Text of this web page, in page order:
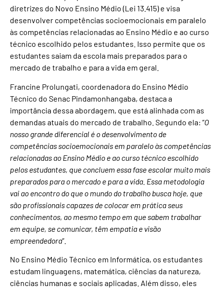
diretrizes do Novo Ensino Médio (Lei 13.415) e visa
desenvolver competências socioemocionais em paralelo
às competências relacionadas ao Ensino Médio e ao curso
técnico escolhido pelos estudantes. Isso permite que os
estudantes saiam da escola mais preparados para o
mercado de trabalho e para a vida em geral.
Francine Prolungati, coordenadora do Ensino Médio
Técnico do Senac Pindamonhangaba, destaca a
importância dessa abordagem, que está alinhada com as
demandas atuais do mercado de trabalho. Segundo ela: “O
nosso grande diferencial é o desenvolvimento de
competências socioemocionais em paralelo às competências
relacionadas ao Ensino Médio e ao curso técnico escolhido
pelos estudantes, que concluem essa fase escolar muito mais
preparados para o mercado e para a vida. Essa metodologia
vai ao encontro do que o mundo do trabalho busca hoje, que
são profissionais capazes de colocar em prática seus
conhecimentos, ao mesmo tempo em que sabem trabalhar
em equipe, se comunicar, têm empatia e visão
empreendedora“.
No Ensino Médio Técnico em Informática, os estudantes
estudam linguagens, matemática, ciências da natureza,
ciências humanas e sociais aplicadas. Além disso, eles